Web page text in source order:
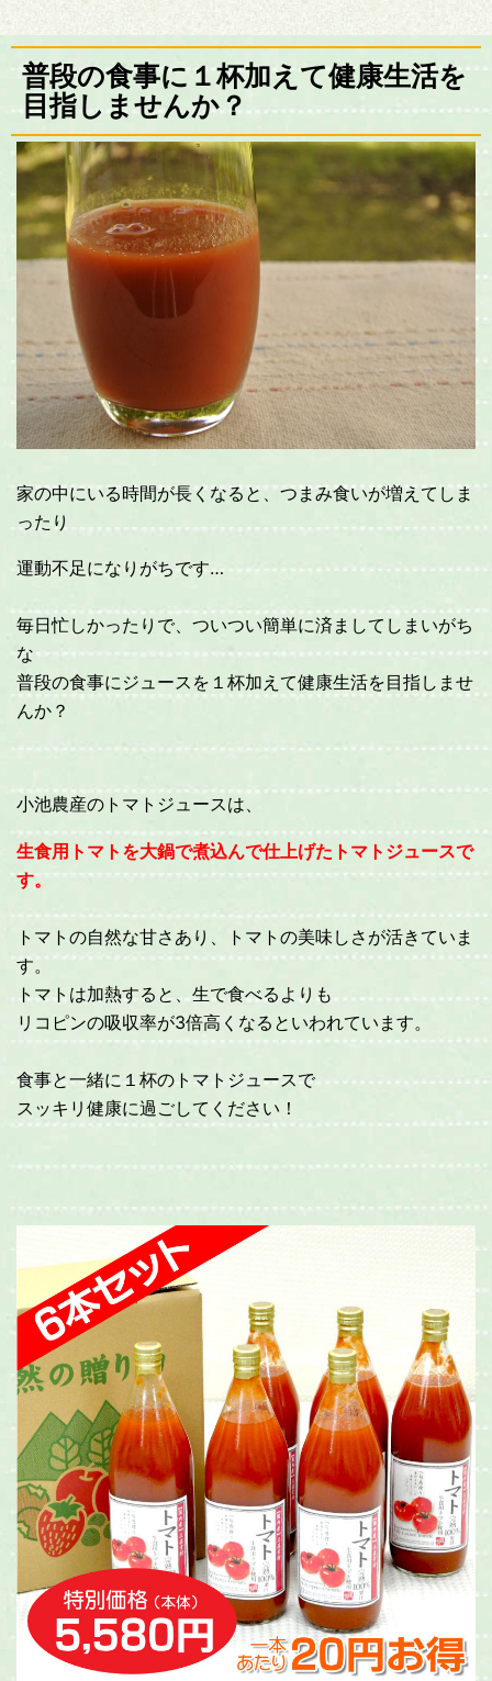
普段の食事に１杯加えて健康生活を
目指しませんか？
家の中にいる時間が長くなると、つまみ食いが増えてしま
ったり
運動不足になりがちです…
毎日忙しかったりで、ついつい簡単に済ましてしまいがち
な
普段の食事にジュースを１杯加えて健康生活を目指しませ
んか？
小池農産のトマトジュースは、
生食用トマトを大鍋で煮込んで仕上げたトマトジュースで
す。
トマトの自然な甘さあり、トマトの美味しさが活きていま
す。
トマトは加熱すると、生で食べるよりも
リコピンの吸収率が3倍高くなるといわれています。
食事と一緒に１杯のトマトジュースで
スッキリ健康に過ごしてください！